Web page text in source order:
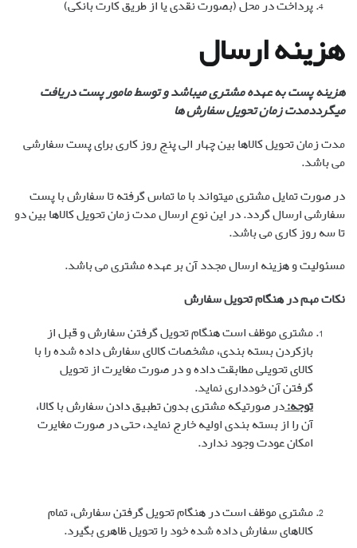
پرداخت در محل (بصورت نقدی یا از طریق کارت بانکی)
هزینه ارسال
هزینه پست به عهده مشتری میباشد و توسط مامور پست دریافت
میگرددمدت زمان تحویل سفارش ها
مدت زمان تحویل کالاها بین چهار الی پنج روز کاری برای پست سفارشی
می باشد.
در صورت تمایل مشتری میتواند با ما تماس گرفته تا سفارش با پست
سفارشی ارسال گردد. در این نوع ارسال مدت زمان تحویل کالاها بین دو
تا سه روز کاری می باشد.
مسئولیت و هزینه ارسال مجدد آن بر عهده مشتری می باشد.
نکات مهم در هنگام تحویل سفارش
مشتری موظف است هنگام تحویل گرفتن سفارش و قبل از
بازکردن بسته بندی، مشخصات کالای سفارش داده شده را با
کالای تحویلی مطابقت داده و در صورت مغایرت از تحویل
گرفتن آن خودداری نماید.
توجه:در صورتیکه مشتری بدون تطبیق دادن سفارش با کالا،
آن را از بسته بندی اولیه خارج نماید، حتی در صورت مغایرت
امکان عودت وجود ندارد.
مشتری موظف است در هنگام تحویل گرفتن سفارش، تمام
کالاهای سفارش داده شده خود را تحویل ظاهری بگیرد.